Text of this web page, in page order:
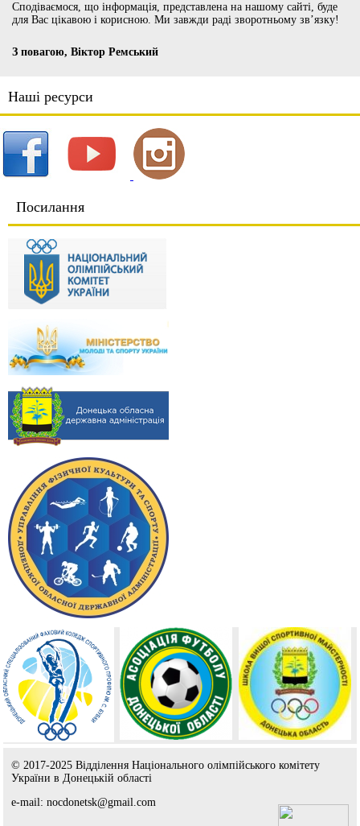
Сподіваємося, що інформація, представлена на нашому сайті, буде
для Вас цікавою і корисною. Ми завжди раді зворотньому зв’язку!
З повагою, Віктор Ремський
Наші ресурси
Посилання
© 2017-2025 Відділення Національного олімпійського комітету
України в Донецькій області
e-mail: nocdonetsk@gmail.com